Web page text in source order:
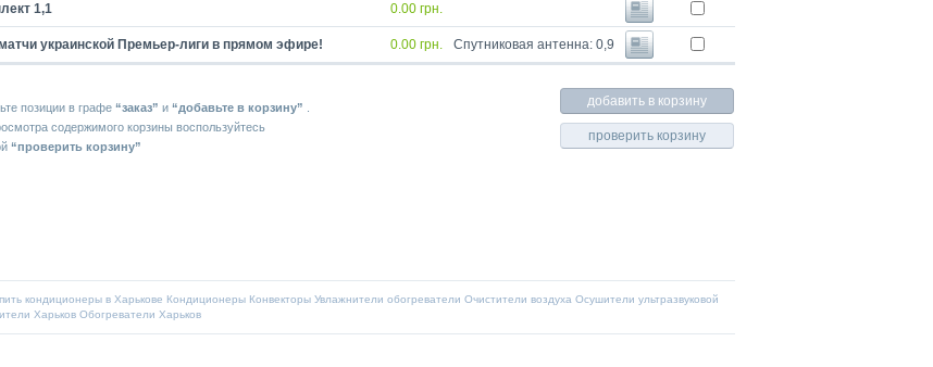
1,1 0.00
украинской Премьер-лиги в прямом эфире! 0.00 Спутниковая антенна: 0,9
позиции в графе “заказ” и “добавьте в корзину”
содержимого корзины воспользуйтесь
“проверить корзину”
кондиционеры в Харькове Кондиционеры Конвекторы Увлажнители обогреватели Очистители воздуха Осушители ультразвуковой
Харьков Обогреватели Харьков